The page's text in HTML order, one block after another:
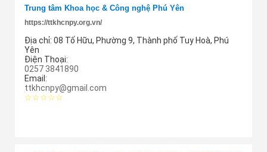
Trung tâm Khoa học & Công nghệ Phú Yên
https://ttkhcnpy.org.vn/
Địa chỉ: 08 Tố Hữu, Phường 9, Thành phố Tuy Hoà, Phú
Yên
Điện Thoại:
0257 3841890
Email:
ttkhcnpy@gmail.com
☆☆☆☆☆